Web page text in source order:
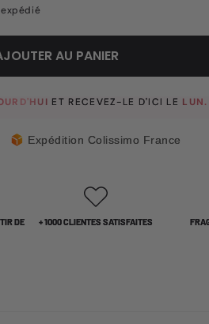
AU PANIER
ET RECEVEZ-LE D'ICI LE LUN.
Expédition Colissimo France
DE
+ 1000 CLIENTES SATISFAITES